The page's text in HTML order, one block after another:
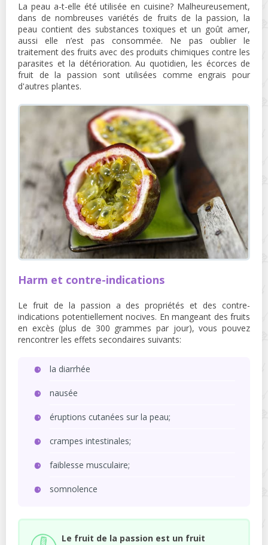
La peau a-t-elle été utilisée en cuisine? Malheureusement,
dans de nombreuses variétés de fruits de la passion, la
peau contient des substances toxiques et un goût amer,
aussi elle n’est pas consommée. Ne pas oublier le
traitement des fruits avec des produits chimiques contre les
parasites et la détérioration. Au quotidien, les écorces de
fruit de la passion sont utilisées comme engrais pour
d'autres plantes.
Harm et contre-indications
Le fruit de la passion a des propriétés et des contre-
indications potentiellement nocives. En mangeant des fruits
en excès (plus de 300 grammes par jour), vous pouvez
rencontrer les effets secondaires suivants:
la diarrhée
nausée
éruptions cutanées sur la peau;
crampes intestinales;
faiblesse musculaire;
somnolence
Le fruit de la passion est un fruit